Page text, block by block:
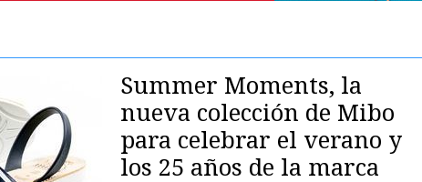
Summer Moments, la
nueva colección de Mibo
para celebrar el verano y
los 25 años de la marca